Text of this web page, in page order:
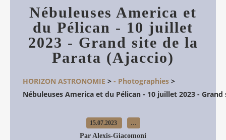
Nébuleuses America et
du Pélican - 10 juillet
2023 - Grand site de la
Parata (Ajaccio)
HORIZON ASTRONOMIE > - Photographies >
Nébuleuses America et du Pélican - 10 juillet 2023 -
15.07.2023 …
Par Alexis-Giacomoni